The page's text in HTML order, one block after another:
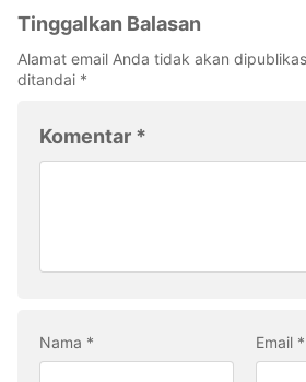
Tinggalkan Balasan
Alamat email Anda tidak akan
ditandai *
Komentar *
Nama * Email *